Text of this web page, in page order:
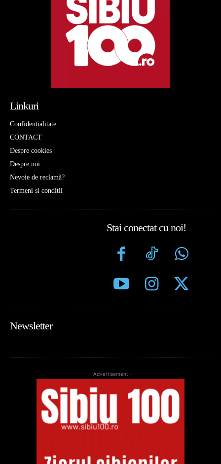
Linkuri
Confidentialitate
CONTACT
Despre cookies
Despre noi
Nevoie de reclamă?
Termeni si conditii
Stai conectat cu noi!
Newsletter
- Advertisement -